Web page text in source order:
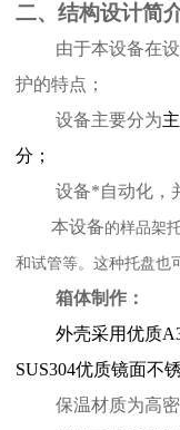
二、结构设计简
由于本设备在
护的特点；
设备主要分为
分；
设备*自动化，
本设备的样品架
和试管等。这种托盘也
箱体制作：
外壳采用优质
SUS304优质镜面不
保温材质为高